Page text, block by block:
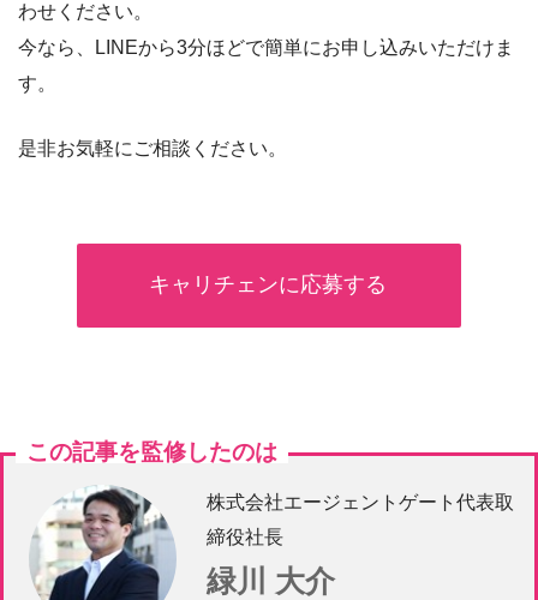
わせください。
今なら、LINEから3分ほどで簡単にお申し込みいただけま
す。
是非お気軽にご相談ください。
キャリチェンに応募する
この記事を監修したのは
株式会社エージェントゲート代表取
締役社長
緑川 大介